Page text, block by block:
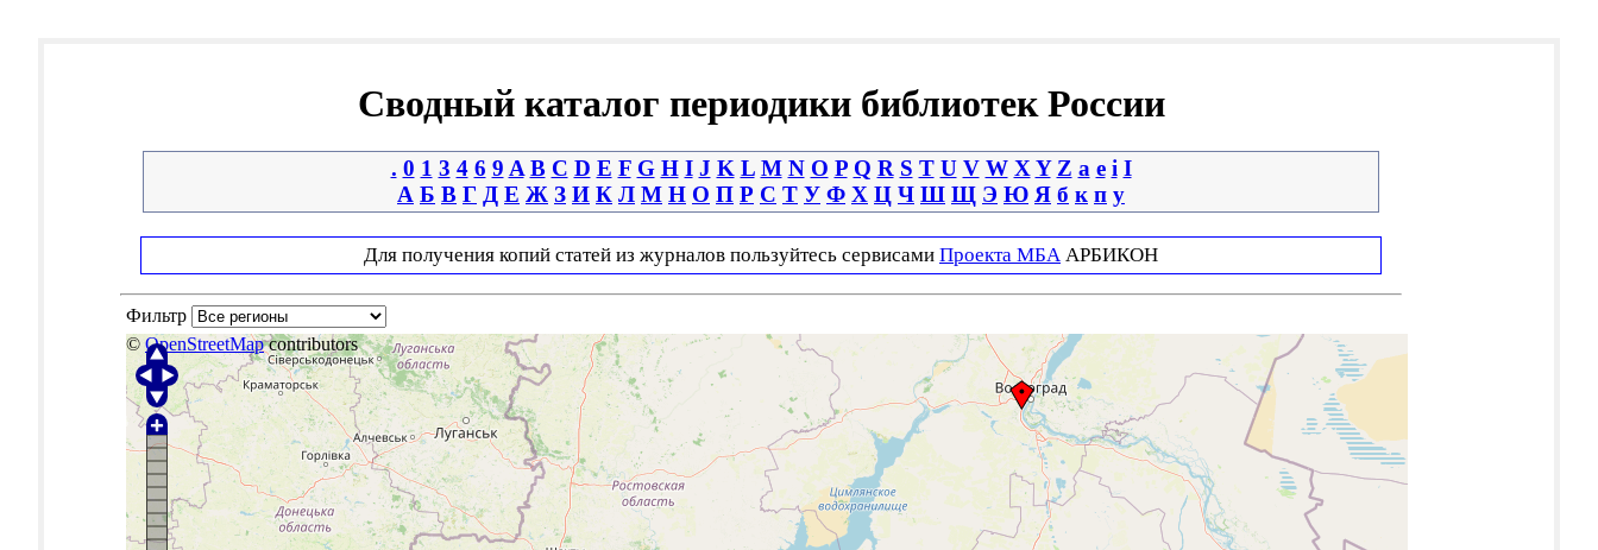
Сводный каталог периодики библиотек России
. 0 1 3 4 6 9 A B C D E F G H I J K L M N O P Q R S T U V W X Y Z a e i І
А Б В Г Д Е Ж З И К Л М Н О П Р С Т У Ф Х Ц Ч Ш Щ Э Ю Я б к п у
Для получения копий статей из журналов пользуйтесь сервисами Проекта МБА АРБИКОН
Фильтр
© OpenStreetMapcontributors